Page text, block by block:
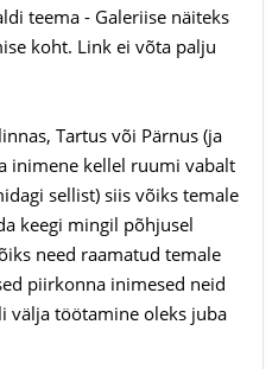
teema - Galeriise näiteks
koht. Link ei võta palju
Tartus või Pärnus (ja
inimene kellel ruumi vabalt
sellist) siis võiks temale
keegi mingil põhjusel
need raamatud temale
piirkonna inimesed neid
välja töötamine oleks juba